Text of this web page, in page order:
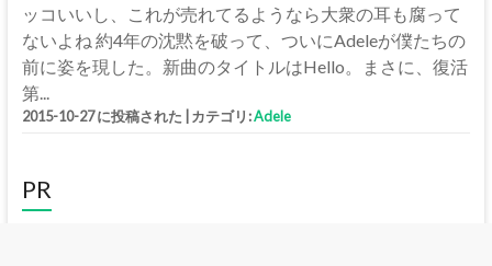
ッコいいし、これが売れてるようなら大衆の耳も腐って
ないよね 約4年の沈黙を破って、ついにAdeleが僕たちの
前に姿を現した。新曲のタイトルはHello。まさに、復活
第...
2015-10-27 に投稿された カテゴリ:Adele
PR